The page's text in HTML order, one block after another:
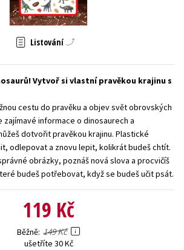
Zahraniční literatura
Všechny tituly
Listování
Vytvoř si vlastní pravěkou krajinu s
cestu do pravěku a objev svět obrovských
zajímavé informace o dinosaurech a
dotvořit pravěkou krajinu. Plastické
odlepovat a znovu lepit, kolikrát budeš chtít.
obrázky, poznáš nová slova a procvičíš
budeš potřebovat, když se budeš učit psát.
119 Kč
Běžně 149 Kč
ušetříte 30 Kč